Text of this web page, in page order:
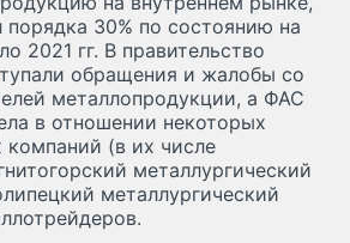
порядка 30% по состоянию на
2021 гг. В правительство
обращения и жалобы со
металлопродукции, а ФАС
в отношении некоторых
компаний (в их числе
металлургический
металлургический